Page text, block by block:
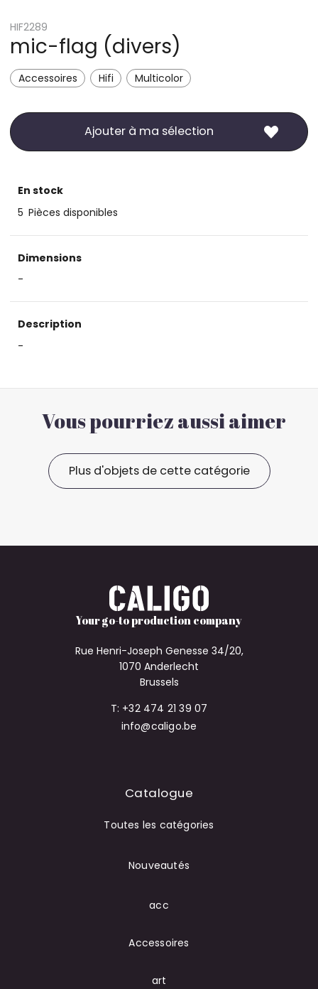
HIF2289
mic-flag (divers)
Accessoires Hifi Multicolor
Ajouter à ma sélection
En stock
5 Pièces disponibles
Dimensions
-
Description
-
Vous pourriez aussi aimer
Plus d'objets de cette catégorie
Your go-to production company
Rue Henri-Joseph Genesse 34/20,
1070 Anderlecht
Brussels
T: +32 474 21 39 07
info@caligo.be
Catalogue
Toutes les catégories
Nouveautés
acc
Accessoires
art